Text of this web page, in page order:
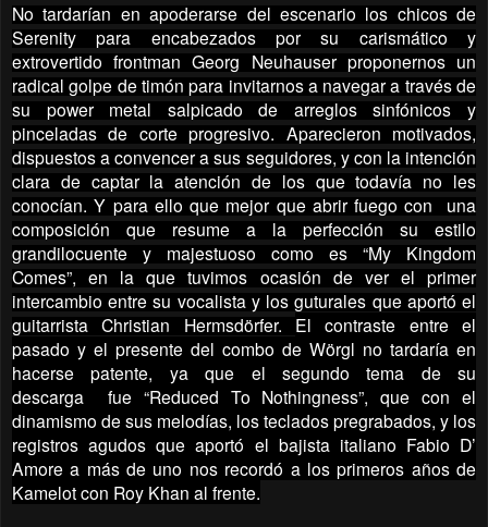
No tardarían en apoderarse del escenario los chicos de
Serenity para encabezados por su carismático y
extrovertido frontman Georg Neuhauser proponernos un
radical golpe de timón para invitarnos a navegar a través de
su power metal salpicado de arreglos sinfónicos y
pinceladas de corte progresivo. Aparecieron motivados,
dispuestos a convencer a sus seguidores, y con la intención
clara de captar la atención de los que todavía no les
conocían. Y para ello que mejor que abrir fuego con una
composición que resume a la perfección su estilo
grandilocuente y majestuoso como es “My Kingdom
Comes”, en la que tuvimos ocasión de ver el primer
intercambio entre su vocalista y los guturales que aportó el
guitarrista Christian Hermsdörfer. El contraste entre el
pasado y el presente del combo de Wörgl no tardaría en
hacerse patente, ya que el segundo tema de su
descarga fue “Reduced To Nothingness”, que con el
dinamismo de sus melodías, los teclados pregrabados, y los
registros agudos que aportó el bajista italiano Fabio D’
Amore a más de uno nos recordó a los primeros años de
Kamelot con Roy Khan al frente.